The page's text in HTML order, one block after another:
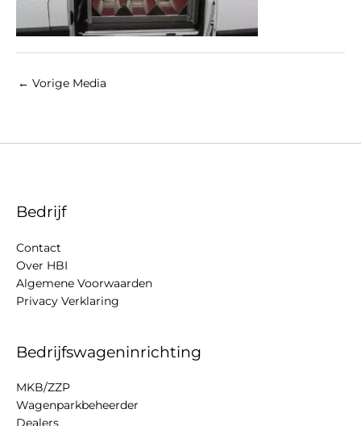
← Vorige Media
Bedrijf
Contact
Over HBI
Algemene Voorwaarden
Privacy Verklaring
Bedrijfswageninrichting
MKB/ZZP
Wagenparkbeheerder
Dealers